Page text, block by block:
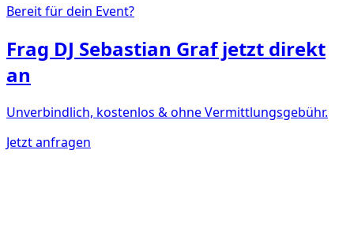
Bereit für dein Event?
Frag DJ Sebastian Grafjetzt direkt
an
Unverbindlich, kostenlos & ohne Vermittlungsgebühr.
Jetzt anfragen